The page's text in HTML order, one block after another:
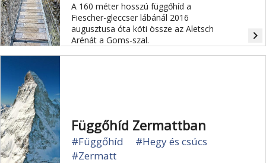
A 160 méter hosszú függőhíd a
Fiescher-gleccser lábánál 2016
augusztusa óta köti össze az Aletsch
Arénát a Goms-szal.
navigate_next
Függőhíd Zermattban
#Függőhíd
#Hegy és csúcs
#Zermatt